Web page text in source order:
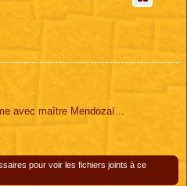
avec maître Mendozaï...
pour voir les fichiers joints à ce